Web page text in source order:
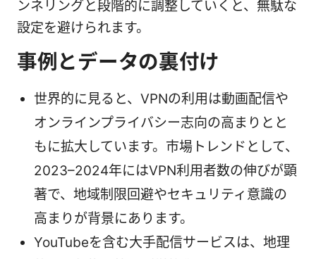
ンネリングと段階的に調整していくと、無駄な
設定を避けられます。
事例とデータの裏付け
世界的に見ると、VPNの利用は動画配信や
オンラインプライバシー志向の高まりとと
もに拡大しています。市場トレンドとして、
2023–2024年にはVPN利用者数の伸びが顕
著で、地域制限回避やセキュリティ意識の
高まりが背景にあります。
YouTubeを含む大手配信サービスは、地理